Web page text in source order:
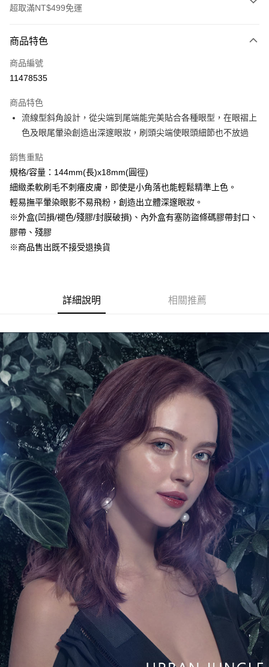
超取滿NT$499免運
信用卡一次付款
超商取貨付款
Apple Pay
悠遊付
Google Pay
大哥付你分期
相關說明
1.本服務由台灣大哥大提供，台灣大哥大用戶可立即使用無須另外申請。
2.付款方式選擇「大哥付你分期」，訂單成立後會自動跳轉到大哥付的交易
流程，驗證手機門號後，選擇欲分期的期數、繳款截止日，確認付款後即完
成交易。
法說明評估內容。
【繳款方式說明】
2.透過簡訊連結打開帳單後，可選擇「超商條碼／台灣大直營門市／銀行轉
帳／街口支付／iPASS MONEY」等通路繳費。
【注意事項】
1.本服務係由「台灣大哥大股份有限公司」（以下簡稱本公司）所提供，讓
用戶於交易時，得透過本服務購買商品或服務，並由商店將買賣／分期付款
買賣價金債權讓與本公司後，依約使用本公司帳單繳交帳款。
2.基於同意付款使用「大哥付你分期」之契約關係目的，商店將以您的個人
資料（包含姓名、電話或地址）提供予台灣大哥大進項蒐集、處理及利用，
由本公司與您本人進行分期帳單所需資料之確認、核對及更正。
3.完整用戶服務條款，請詳閱以下連結：https://oppay.tw/userRule
AFTEE先享後付
相關說明
【關於「AFTEE先享後付」】
３．安心：先確認商品／服務後，再付款。
１．於結帳方式選擇「AFTEE先享後付」後，將跳轉至「AFTEE先享後付」
結帳頁面，進行簡訊認證並確認金額後，即可完成結帳。
２．訂單成立數日內，您將收到繳費通知簡訊。
３．收到繳費通知簡訊後14天內，點擊此簡訊中的連結，可透過四大超商／
ATM／網路銀行／等多元方式進行付款，方視為交易完成。
※ 請注意：結帳手續完成當下不需立刻繳費，但若您需要取消訂單，請聯絡
購買商品的店家。未經商家同意取消之訂單仍視為有效，需透過AFTEE先享
後付繳納相關費用。
※ 交易是否成功請以「AFTEE先享後付 」之結帳頁面顯示為準，若有關於
是否繳費成功／繳費後需取消欲退款等相關疑問，請聯繫「AFTEE先享後付
客戶支援中心」https://netprotections.freshdesk.com/support/home
【注意事項】
１．透過由恩沛科技股份有限公司提供之「AFTEE先享後付」服務完成之交
易，需依本服務之必要範圍內提供個人資料，並將交易相關給付款項請求債
權轉讓予恩沛科技股份有限公司。
２．關於個人資料處理事宜，請瀏覽以下網址：
https://aftee.tw/terms/#terms3
３．未成年的使用者請事先徵得法定代理人或監護人之同意方可使用
「AFTEE先享後付」，若未經同意申辦者引起之損失，本公司不負相關責
任。
４．使用「AFTEE先享後付」時，將依據個別帳號之用戶狀況，依本公司即
時審查核予不同之上限額度；若仍有額度不足之情形，本公司將視審查結果
請求用戶進行身份認證。
５．嚴禁一人註冊多個帳號或使用他人資訊註冊。若發現惡意使用之情形，
恩沛科技股份有限公司將有權停止該用戶之使用額度並採取法律行動。
每筆NT$80，滿NT$499(含以上)免運費
付款後全家取貨
每筆NT$80，滿NT$699(含以上)免運費
萊爾富-取貨付款
每筆NT$80，滿NT$899(含以上)免運費
付款後萊爾富取貨
每筆NT$80，滿NT$699(含以上)免運費
7-11付款取貨
每筆NT$80，滿NT$899(含以上)免運費
付款後7-11取貨
每筆NT$80，滿NT$699(含以上)免運費
台灣宅配(便利帶)
每筆NT$80，滿NT$699(含以上)免運費
離島宅配
每筆NT$100，滿NT$1,000(含以上)免運費
貨到付款
每筆NT$80，滿NT$999(含以上)免運費
商品特色
商品編號
11478535
商品特色
流線型斜角設計，從尖端到尾端能完美貼合各種眼型，在眼褶上
色及眼尾暈染創造出深邃眼妝，刷頭尖端使眼頭細節也不放過
銷售重點
規格/容量：144mm(長)x18mm(圓徑)
細緻柔軟刷毛不刺癢皮膚，即使是小角落也能輕鬆精準上色。
輕易撫平暈染眼影不易飛粉，創造出立體深邃眼妝。
※外盒(凹損/褪色/殘膠/封膜破損)、內外盒有塞防盜條碼膠帶封口、
膠帶、殘膠
※商品售出既不接受退換貨
詳細說明 相關推薦